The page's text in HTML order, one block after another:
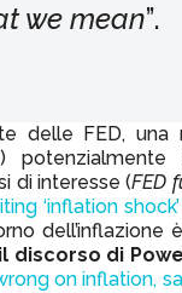
we mean”.
delle FED,
)
di interesse (FED
‘inflation
il discorso di
on inflation,